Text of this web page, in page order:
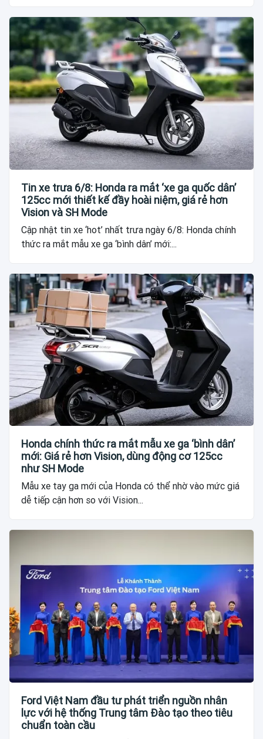
Tin xe trưa 6/8: Honda ra mắt ‘xe ga quốc dân’
125cc mới thiết kế đầy hoài niệm, giá rẻ hơn
Vision và SH Mode
Cập nhật tin xe ‘hot’ nhất trưa ngày 6/8: Honda chính
thức ra mắt mẫu xe ga ‘bình dân’ mới:...
Honda chính thức ra mắt mẫu xe ga ‘bình dân’
mới: Giá rẻ hơn Vision, dùng động cơ 125cc
như SH Mode
Mẫu xe tay ga mới của Honda có thể nhờ vào mức giá
dễ tiếp cận hơn so với Vision...
Ford Việt Nam đầu tư phát triển nguồn nhân
lực với hệ thống Trung tâm Đào tạo theo tiêu
chuẩn toàn cầu